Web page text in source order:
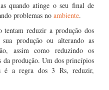
quando atinge o seu final de
problemas no ambiente.
tentam reduzir a produção dos
produção ou alterando as
assim como reduzindo os
da produção. Um dos princípios
é a regra dos 3 Rs, reduzir,